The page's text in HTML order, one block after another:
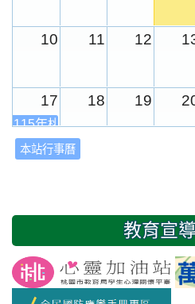
10 11 12
17 18 19
115年桃園市運動會
24
2
友善校園週
開學日
本站行事曆
教育宣